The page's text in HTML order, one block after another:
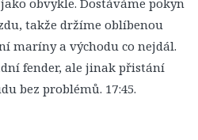
takže držíme oblíbenou
maríny a východu co nejdál.
fender, ale jinak přistání
bez problémů. 17:45.